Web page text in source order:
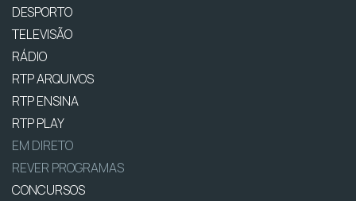
DESPORTO
TELEVISÃO
RÁDIO
RTP ARQUIVOS
RTP ENSINA
RTP PLAY
EM DIRETO
REVER PROGRAMAS
CONCURSOS